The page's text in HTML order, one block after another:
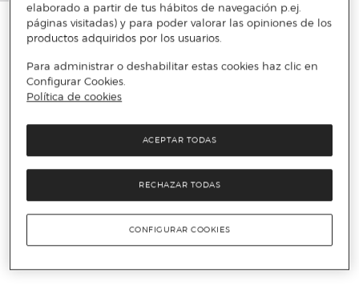
elaborado a partir de tus hábitos de navegación p.ej.
páginas visitadas) y para poder valorar las opiniones de los
productos adquiridos por los usuarios.
Para administrar o deshabilitar estas cookies haz clic en
Configurar Cookies.
Política de cookies
RECHAZAR TODAS
ACEPTAR TODAS
CONFIGURAR COOKIES